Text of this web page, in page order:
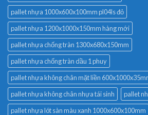
pallet nhựa 1000x600x100mm pl04ls đỏ
pallet nhựa 1200x1000x150mm hàng mới
pallet nhựa chống tràn 1300x680x150mm
pallet nhựa chống tràn dầu 1 phuy
pallet nhựa không chân mặt liền
pallet nhựa không chân nhựa tái sinh
pallet
pallet nhựa lót sàn màu xanh 1000x600x100mm